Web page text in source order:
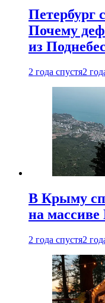
Петербург
Почему
из
2 года спустя2
В Крыму
на массиве
2 года спустя2